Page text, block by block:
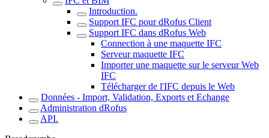
Introduction.
Support IFC pour dRofus Client
Support IFC dans dRofus Web
Connection à une maquette IFC
Serveur maquette IFC
Importer une maquette sur le serveur Web
IFC
Télécharger de l'IFC depuis le Web
Données - Import, Validation, Exports et Echange
Administration dRofus
API.